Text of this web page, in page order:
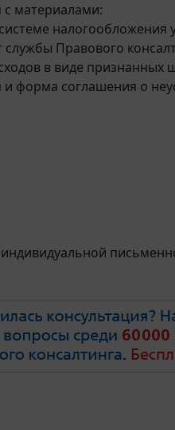
с материалами:
налогообложения
Правового
в виде
и форма соглашения о